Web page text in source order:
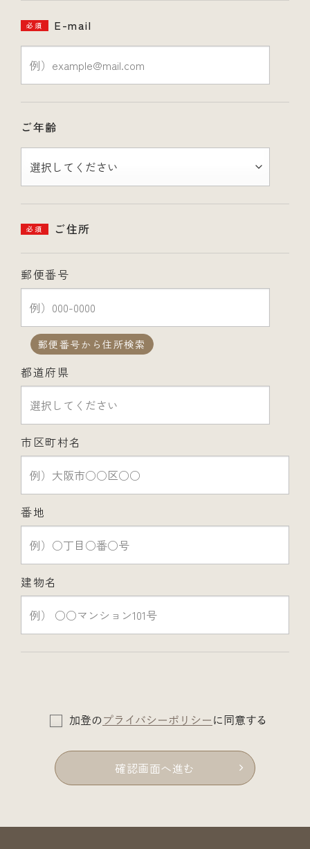
E-mail
必須
ご年齢
ご住所
必須
郵便番号
郵便番号から住所検索
都道府県
市区町村名
番地
建物名
加登のプライバシーポリシー に同意する
確認画面へ進む